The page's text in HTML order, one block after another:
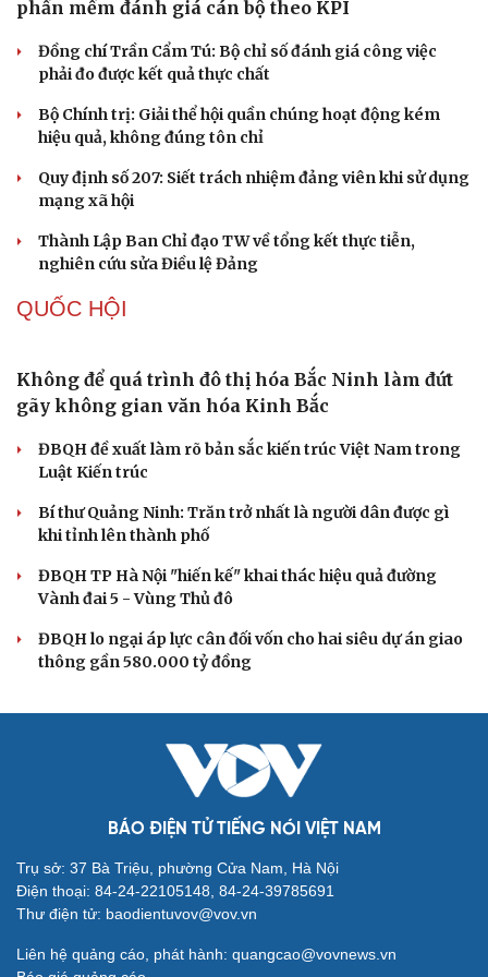
Thực tiễn vận hành chính quyền ba cấp bác bỏ mọi luận
điệu xuyên tạc
Thủ đoạn xuyên tạc mới trên không gian mạng thời AI
Tự cảnh giác trước tâm lý đám đông khi dùng mạng xã
hội
Khi mạng xã hội thành nơi phán xử
NHẬN DIỆN SỰ THẬT
Thực tiễn vận hành chính quyền ba cấp bác bỏ mọi luận
Thủ đoạn xuyên tạc mới trên không gian mạng thời AI
Tự cảnh giác trước tâm lý đám đông khi dùng mạng xã
hội
Khi mạng xã hội thành nơi phán xử
XÂY DỰNG, CHỈNH ĐỐN ĐẢNG
phần mềm đánh giá cán bộ theo KPI
Đồng chí Trần Cẩm Tú: Bộ chỉ số đánh giá công việc
phải đo được kết quả thực chất
Bộ Chính trị: Giải thể hội quần chúng hoạt động kém
hiệu quả, không đúng tôn chỉ
Quy định số 207: Siết trách nhiệm đảng viên khi sử dụng
mạng xã hội
nghiên cứu sửa Điều lệ Đảng